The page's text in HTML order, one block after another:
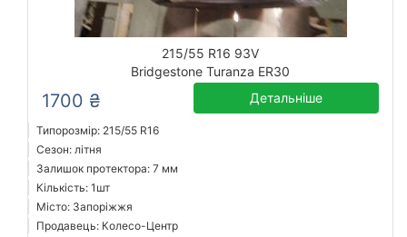
215/55 R16 93V
Bridgestone Turanza ER30
1700 ₴ Детальніше
Типорозмір: 215/55 R16
Сезон: літня
Залишок протектора: 7 мм
Кількість: 1шт
Місто: Запоріжжя
Продавець: Колесо-Центр